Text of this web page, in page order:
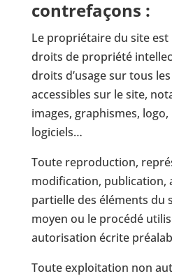
contrefaçons :
Le propriétaire du site
droits de propriété
droits d’usage sur tous
accessibles sur le site,
images, graphismes, logo,
logiciels…
Toute reproduction,
modification, publication,
partielle des éléments du
moyen ou le procédé
autorisation écrite
Toute exploitation non